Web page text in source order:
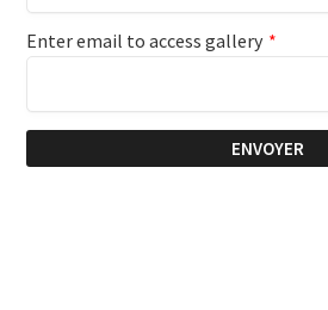
Enter email to access gallery *
ENVOYER